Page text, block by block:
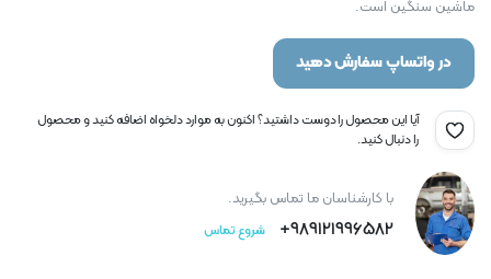
ماشین سنگین است.
در واتساپ سفارش دهید
آیا این محصول را دوست داشتید؟ اکنون به موارد دلخواه اضافه کنید و محصول
را دنبال کنید.
با کارشناسان ما تماس بگیرید.
989121996582+ شروع تماس